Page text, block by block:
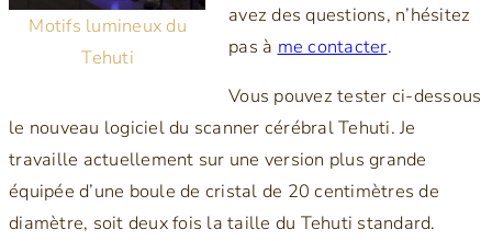
Motifs lumineux du
Tehuti
avez des questions, n’hésitez
pas à me contacter.
Vous pouvez tester ci-dessous
le nouveau logiciel du scanner cérébral Tehuti. Je
travaille actuellement sur une version plus grande
équipée d’une boule de cristal de 20 centimètres de
diamètre, soit deux fois la taille du Tehuti standard.